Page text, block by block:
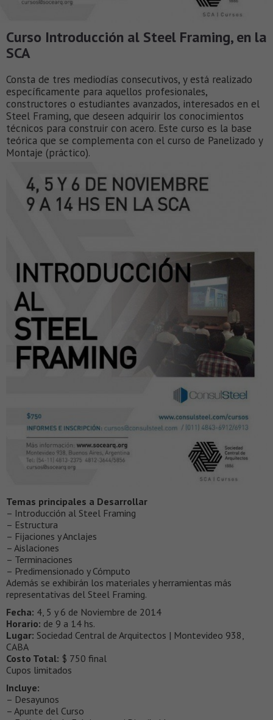
Curso Introducción al Steel Framing, en la
SCA
Consta de tres mediodías consecutivos, y está realizado
específicamente para aquellos profesionales,
constructores o estudiantes avanzados, interesados en el
Steel Framing, que deseen adquirir los conocimientos
técnicos para construir con acero. Este curso es la base
teórica que se complementa con el curso de Panelizado y
Montaje (práctico).
Temas principales a Desarrollar
– Introducción al Steel Framing
– Estructura
– Fijaciones y Anclajes
– Aislaciones
– Terminaciones
– Predimensionado y Cómputo
Además se exhibirán los materiales y herramientas más
representativas del Steel Framing.
Fecha: 4, 5 y 6 de Noviembre de 2014
Horario: de 9 a 14 hs.
Lugar: Sociedad Central de Arquitectos | Montevideo 938,
CABA
Costo Total: $ 750 final
Cupos limitados
Incluye:
– Desayunos
– Apunte del Curso